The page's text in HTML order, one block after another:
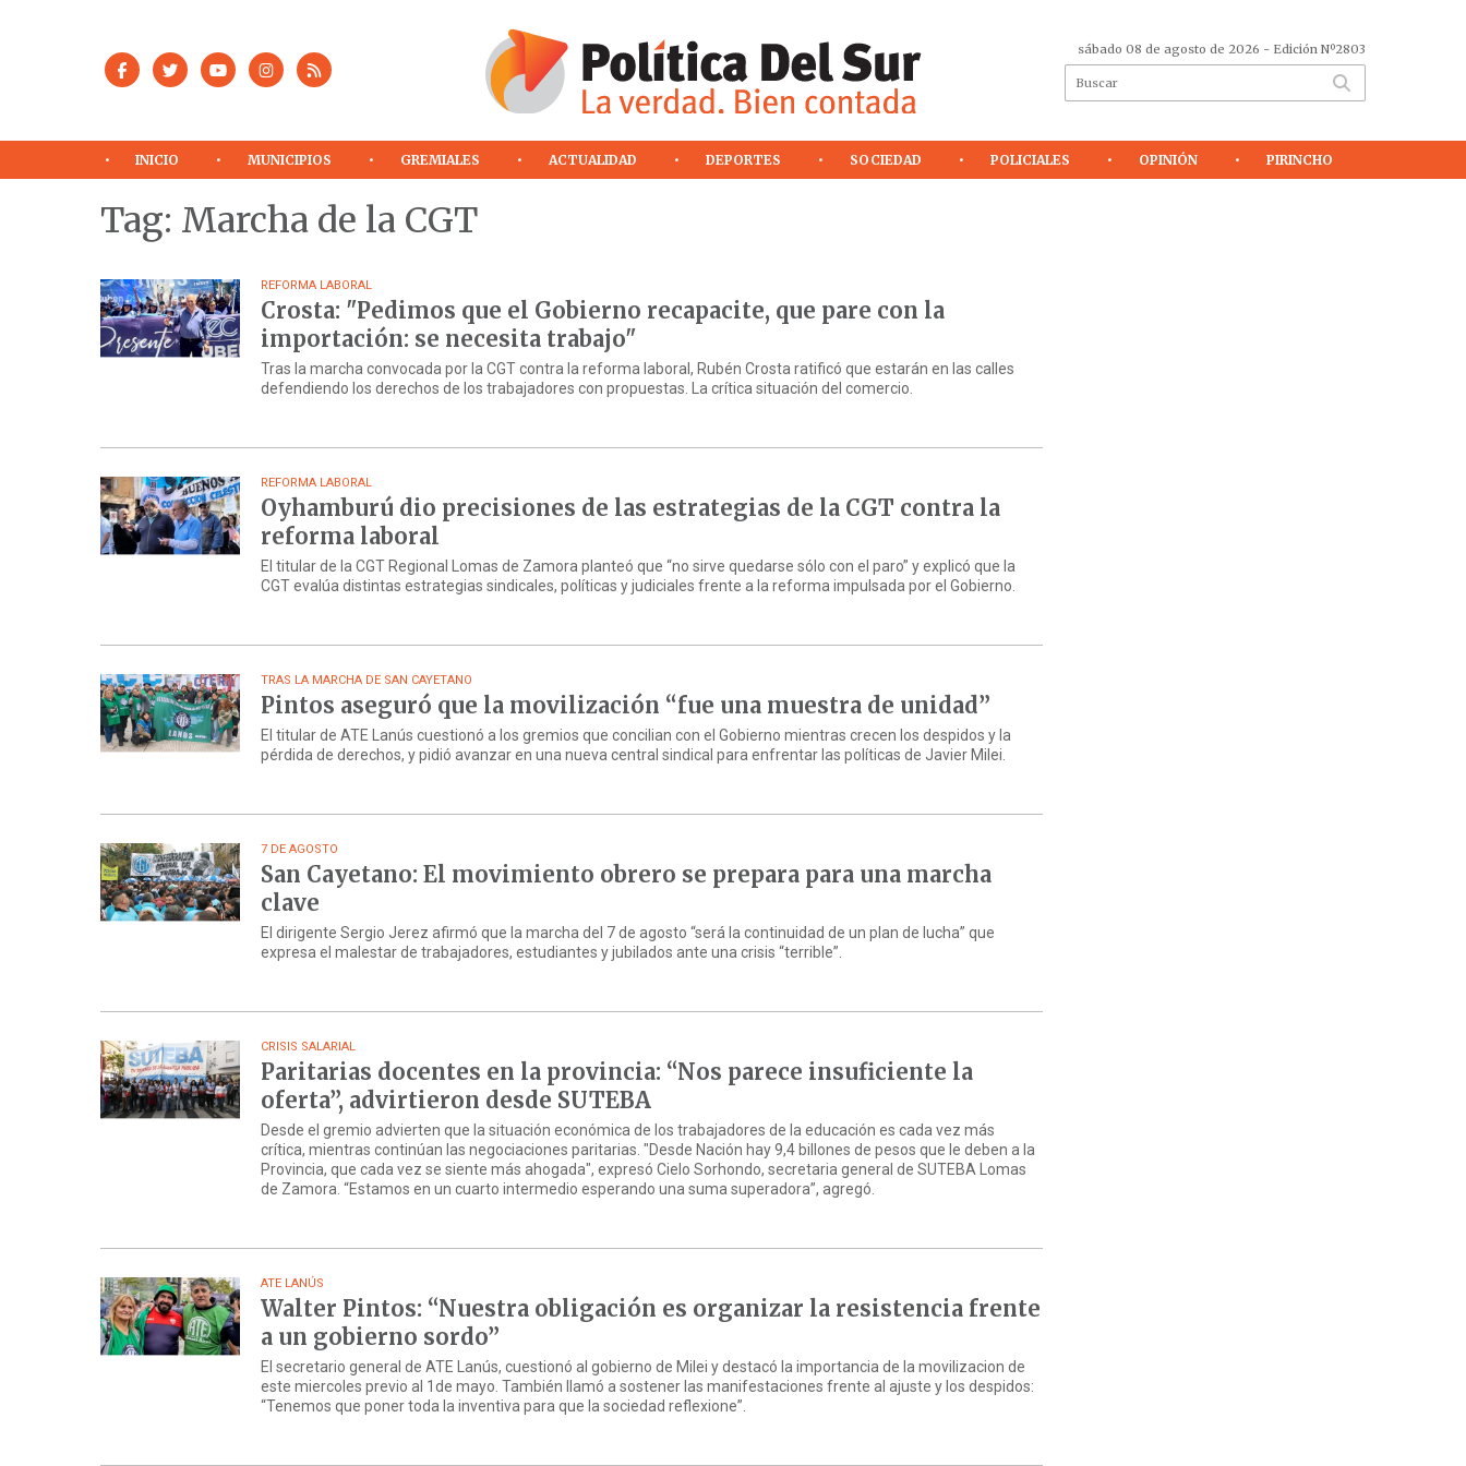
sábado 08 de agosto de 2026 - Edición Nº2803
INICIO MUNICIPIOS GREMIALES ACTUALIDAD DEPORTES SOCIEDAD POLICIALES OPINIÓN PIRINCHO
Tag: Marcha de la CGT
REFORMA LABORAL
Crosta: "Pedimos que el Gobierno recapacite, que pare con la
importación: se necesita trabajo"
Tras la marcha convocada por la CGT contra la reforma laboral, Rubén Crosta ratificó que estarán en las calles
defendiendo los derechos de los trabajadores con propuestas. La crítica situación del comercio.
REFORMA LABORAL
Oyhamburú dio precisiones de las estrategias de la CGT contra la
reforma laboral
El titular de la CGT Regional Lomas de Zamora planteó que “no sirve quedarse sólo con el paro” y explicó que la
CGT evalúa distintas estrategias sindicales, políticas y judiciales frente a la reforma impulsada por el Gobierno.
TRAS LA MARCHA DE SAN CAYETANO
Pintos aseguró que la movilización “fue una muestra de unidad”
El titular de ATE Lanús cuestionó a los gremios que concilian con el Gobierno mientras crecen los despidos y la
pérdida de derechos, y pidió avanzar en una nueva central sindical para enfrentar las políticas de Javier Milei.
7 DE AGOSTO
San Cayetano: El movimiento obrero se prepara para una marcha
clave
El dirigente Sergio Jerez afirmó que la marcha del 7 de agosto “será la continuidad de un plan de lucha” que
expresa el malestar de trabajadores, estudiantes y jubilados ante una crisis “terrible”.
CRISIS SALARIAL
Paritarias docentes en la provincia: “Nos parece insuficiente la
oferta”, advirtieron desde SUTEBA
Desde el gremio advierten que la situación económica de los trabajadores de la educación es cada vez más
crítica, mientras continúan las negociaciones paritarias. "Desde Nación hay 9,4 billones de pesos que le deben a la
Provincia, que cada vez se siente más ahogada", expresó Cielo Sorhondo, secretaria general de SUTEBA Lomas
de Zamora. “Estamos en un cuarto intermedio esperando una suma superadora”, agregó.
ATE LANÚS
Walter Pintos: “Nuestra obligación es organizar la resistencia frente
a un gobierno sordo”
El secretario general de ATE Lanús, cuestionó al gobierno de Milei y destacó la importancia de la movilizacion de
este miercoles previo al 1de mayo. También llamó a sostener las manifestaciones frente al ajuste y los despidos:
“Tenemos que poner toda la inventiva para que la sociedad reflexione”.